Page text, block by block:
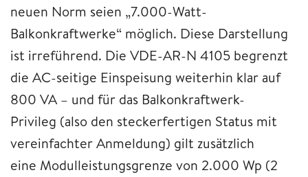
neuen Norm seien „7.000-Watt-
Balkonkraftwerke“ möglich. Diese Darstellung
ist irreführend. Die VDE-AR-N 4105 begrenzt
die AC-seitige Einspeisung weiterhin klar auf
800 VA – und für das Balkonkraftwerk-
Privileg (also den steckerfertigen Status mit
vereinfachter Anmeldung) gilt zusätzlich
eine Modulleistungsgrenze von 2.000 Wp (2